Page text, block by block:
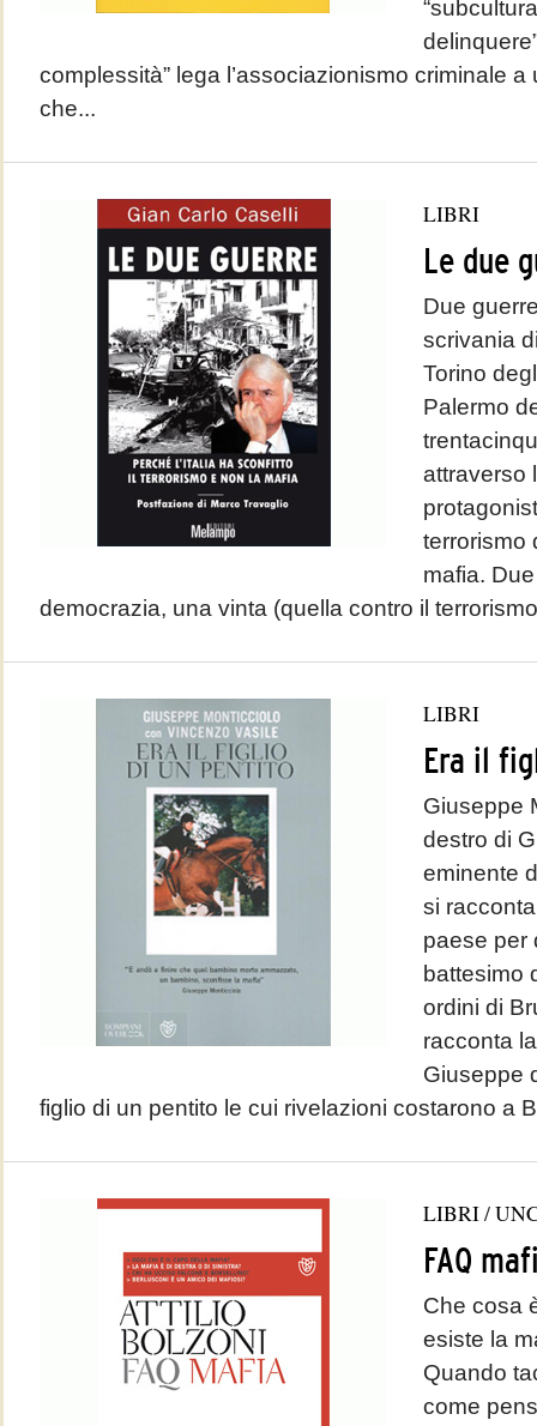
complessità” lega l’associazionismo criminale
che...
LIBRI
Le due
Due
scrivania
Torino
Palermo
attraverso
terrorismo
mafia.
democrazia, una vinta (quella contro il
LIBRI
Era il
Giuseppe
destro di
eminente
si
paese per
battesimo
ordini di
racconta
Giuseppe
figlio di un pentito le cui rivelazioni costarono a
LIBRI/
FAQ
Che cosa
esiste la
Quando
come